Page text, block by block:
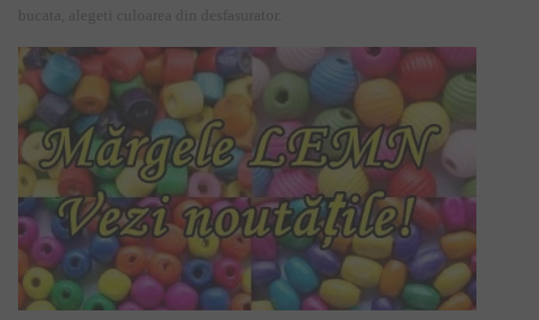
bucata, alegeti culoarea din desfasurator.